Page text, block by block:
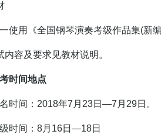
用《全国钢琴演奏考级作品集(新编
内容及要求见教材说明。
时间地点
间：2018年7月23日—7月29日。
间：8月16日—18日